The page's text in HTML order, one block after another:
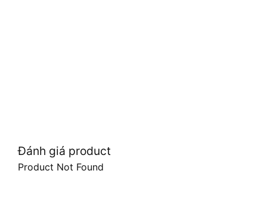
Đánh giá product
Product Not Found